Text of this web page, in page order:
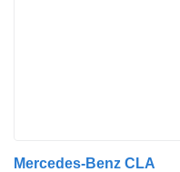
Mercedes-Benz CLA